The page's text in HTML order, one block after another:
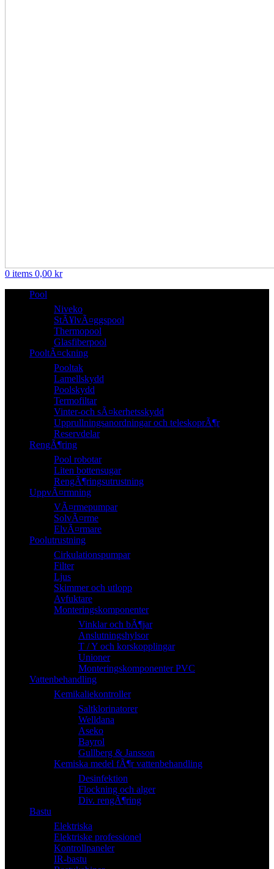
0 items 0,00 kr
Pool
Niveko
StÃ¥lvÃ¤ggspool
Thermopool
Glasfiberpool
PooltÃ¤ckning
Pooltak
Lamellskydd
Poolskydd
Termofiltar
Vinter-och sÃ¤kerhetsskydd
Upprullningsanordningar och teleskoprÃ¶r
Reservdelar
RengÃ¶ring
Pool robotar
Liten bottensugar
RengÃ¶ringsutrustning
UppvÃ¤rmning
VÃ¤rmepumpar
SolvÃ¤rme
ElvÃ¤rmare
Poolutrustning
Cirkulationspumpar
Filter
Ljus
Skimmer och utlopp
Avfuktare
Monteringskomponenter
Vinklar och bÃ¶jar
Anslutningshylsor
T / Y och korskopplingar
Unioner
Monteringskomponenter PVC
Vattenbehandling
Kemikaliekontroller
Saltklorinatorer
Welldana
Aseko
Bayrol
Gullberg & Jansson
Kemiska medel fÃ¶r vattenbehandling
Desinfektion
Flockning och alger
Div. rengÃ¶ring
Bastu
Elektriska
Elektriske professionel
Kontrollpaneler
IR-bastu